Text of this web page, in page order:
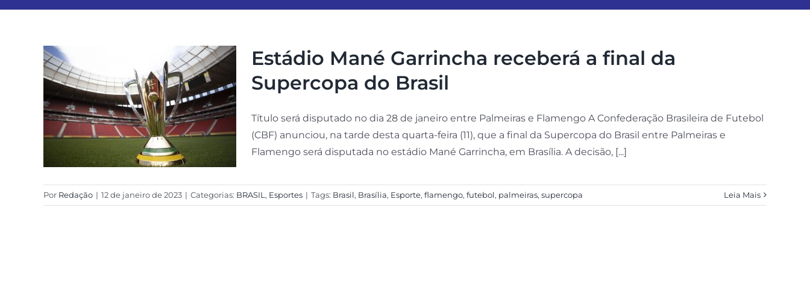
Estádio Mané Garrincha receberá a final da
Supercopa do Brasil
Título será disputado no dia 28 de janeiro entre Palmeiras e Flamengo A Confederação Brasileira de Futebol
(CBF) anunciou, na tarde desta quarta-feira (11), que a final da Supercopa do Brasil entre Palmeiras e
Flamengo será disputada no estádio Mané Garrincha, em Brasília. A decisão, [...]
Por Redação | 12 de janeiro de 2023 | Categorias: BRASIL , Esportes | Tags: Brasil, Brasília, Esporte, flamengo, futebol, palmeiras, supercopa Leia Mais